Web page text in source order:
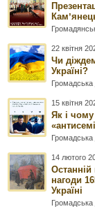
22 квітня
Чи
Україні?
15 квітня
Як і
14 лютого
нагоди
Україні